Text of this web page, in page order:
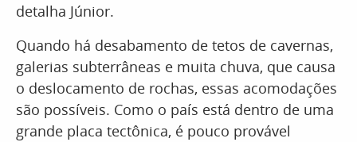
detalha Júnior.
Quando há desabamento de tetos de cavernas,
galerias subterrâneas e muita chuva, que causa
o deslocamento de rochas, essas acomodações
são possíveis. Como o país está dentro de uma
grande placa tectônica, é pouco provável